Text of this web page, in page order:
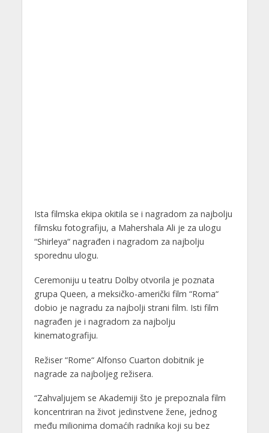
Ista filmska ekipa okitila se i nagradom za najbolju
filmsku fotografiju, a Mahershala Ali je za ulogu
“Shirleya“ nagrađen i nagradom za najbolju
sporednu ulogu.
Ceremoniju u teatru Dolby otvorila je poznata
grupa Queen, a meksičko-američki film “Roma“
dobio je nagradu za najbolji strani film. Isti film
nagrađen je i nagradom za najbolju
kinematografiju.
Režiser “Rome“ Alfonso Cuarton dobitnik je
nagrade za najboljeg režisera.
“Zahvaljujem se Akademiji što je prepoznala film
koncentriran na život jedinstvene žene, jednog
među milionima domaćih radnika koji su bez